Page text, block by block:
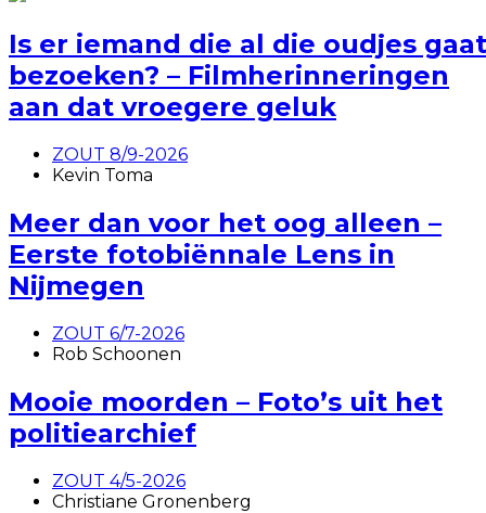
Is er iemand die al die oudjes gaat
bezoeken? – Filmherinneringen
aan dat vroegere geluk
ZOUT 8/9-2026
Kevin Toma
Meer dan voor het oog alleen –
Eerste fotobiënnale Lens in
Nijmegen
ZOUT 6/7-2026
Rob Schoonen
Mooie moorden – Foto’s uit het
politiearchief
ZOUT 4/5-2026
Christiane Gronenberg